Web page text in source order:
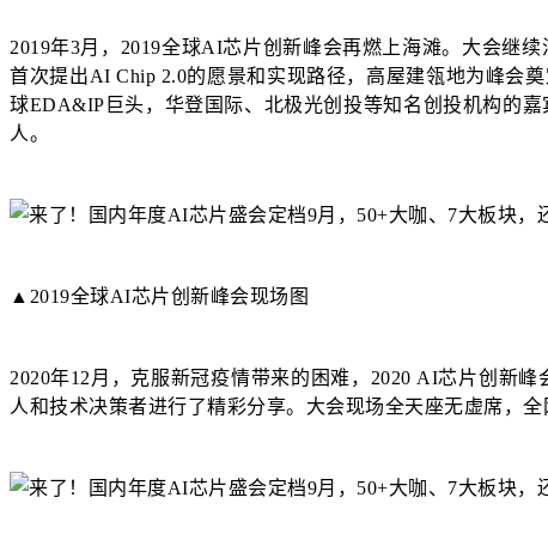
2019年3月，2019全球AI芯片创新峰会再燃上海滩。大会继
首次提出AI Chip 2.0的愿景和实现路径，高屋建瓴地为峰会
球EDA&IP巨头，华登国际、北极光创投等知名创投机构的
人。
▲2019全球AI芯片创新峰会现场图
2020年12月，克服新冠疫情带来的困难，2020 AI芯片创新
人和技术决策者进行了精彩分享。大会现场全天座无虚席，全